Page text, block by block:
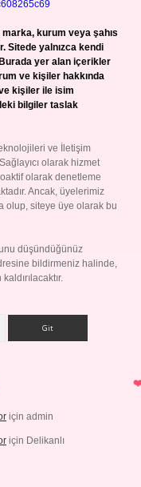
kurum veya şahıs
Sitede yalnızca kendi
Burada yer alan içerikler
ve kişiler hakkında
kişiler ile isim
bilgiler taslak
ve İletişim
olarak hizmet
olarak denetleme
Ancak, üyelerimiz
olup, siteye üye olarak bu
düşündüğünüz
bildirmeniz halinde,
için admin
için Delikanlı